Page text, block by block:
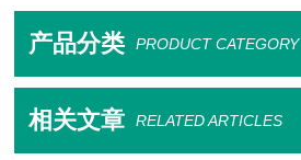
产品分类 PRODUCT CATEGORY
相关文章 RELATED ARTICLES